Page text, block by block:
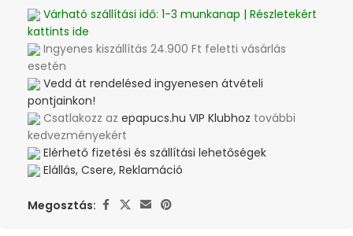
Várható szállítási idő: 1-3 munkanap | Részletekért
kattints ide
Ingyenes kiszállítás 24.900 Ft feletti vásárlás
esetén
Vedd át rendelésed ingyenesen átvételi
pontjainkon!
Csatlakozz az epapucs.hu VIP Klubhoz további
kedvezményekért
Elérhető fizetési és szállítási lehetőségek
Elállás, Csere, Reklamáció
Megosztás: